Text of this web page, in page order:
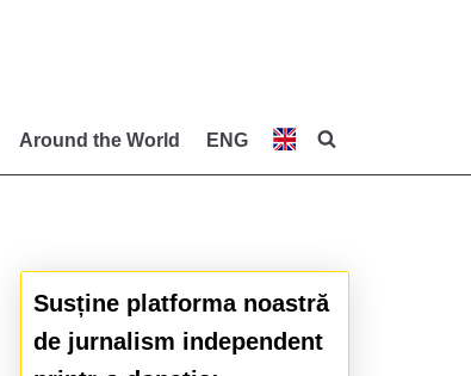
Around the World ENG
Susține platforma noastră
de jurnalism independent